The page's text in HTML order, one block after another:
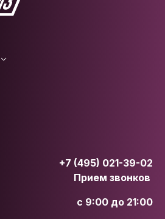
+7 (495) 021-39-02
Прием звонков
с 9:00 до 21:00